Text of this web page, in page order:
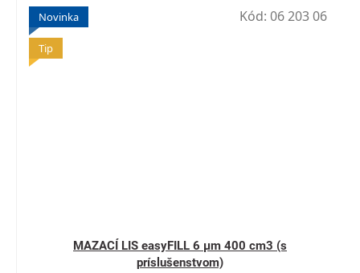
Novinka
Tip
MAZACÍ LIS easyFILL 6 µm 400 cm3 (s
príslušenstvom)
Kód: 06 203 06